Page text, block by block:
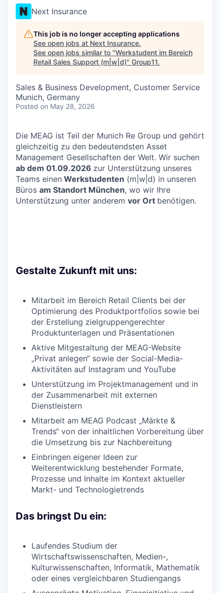
Next Insurance
This job is no longer accepting applications
See open jobs at Next Insurance.
See open jobs similar to "Werkstudent im Bereich
Retail Sales Support (m|w|d)" Group11.
Sales & Business Development, Customer Service
Munich, Germany
Posted on May 28, 2026
Die MEAG ist Teil der Munich Re Group und gehört
gleichzeitig zu den bedeutendsten Asset
Management Gesellschaften der Welt. Wir suchen
ab dem 01.09.2026 zur Unterstützung unseres
Teams einen Werkstudenten (m|w|d) in unseren
Büros am Standort München, wo wir Ihre
Unterstützung unter anderem vor Ort benötigen.
Gestalte Zukunft mit uns:
Mitarbeit im Bereich Retail Clients bei der
Optimierung des Produktportfolios sowie bei
der Erstellung zielgruppengerechter
Produktunterlagen und Präsentationen
Aktive Mitgestaltung der MEAG-Website
„Privat anlegen“ sowie der Social-Media-
Aktivitäten auf Instagram und YouTube
Unterstützung im Projektmanagement und in
der Zusammenarbeit mit externen
Dienstleistern
Mitarbeit am MEAG Podcast „Märkte &
Trends“ von der inhaltlichen Vorbereitung über
die Umsetzung bis zur Nachbereitung
Einbringen eigener Ideen zur
Weiterentwicklung bestehender Formate,
Prozesse und Inhalte im Kontext aktueller
Markt- und Technologietrends
Das bringst Du ein:
Laufendes Studium der
Wirtschaftswissenschaften, Medien-,
Kulturwissenschaften, Informatik, Mathematik
oder eines vergleichbaren Studiengangs